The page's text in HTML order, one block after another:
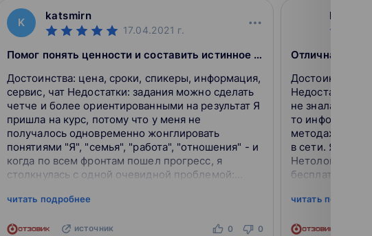
K
katsmirn
17.04.2021 г.
Помог понять ценности и составить истинное колесо баланса
Достоинства: цена, сроки, спикеры, информация,
сервис, чат Недостатки: задания можно сделать
четче и более ориентированными на результат Я
пришла на курс, потому что у меня не
получалось одновременно жонглировать
понятиями "Я", "семья", "работа", "отношения" - и
когда по всем фронтам пошел прогресс, я
столкнулась с одной очевидной проблемой:
Вернее, ре...
читать подробнее
источник 0 0
Достоинства: стоимость и структура курса
Недостатки: не получила информации, которой я
не знала бы
то информацию
методах
в сети. Я бывалый слушатель курсов, у
Нетологии в
бесплатных (в
не п...
читать